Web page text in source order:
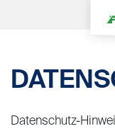
Datenschutz-